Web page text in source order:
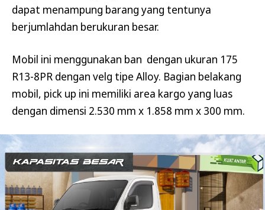
dapat menampung barang yang tentunya
berjumlahdan berukuran besar.
Mobil ini menggunakan ban dengan ukuran 175
R13-8PR dengan velg tipe Alloy. Bagian belakang
mobil, pick up ini memiliki area kargo yang luas
dengan dimensi 2.530 mm x 1.858 mm x 300 mm.